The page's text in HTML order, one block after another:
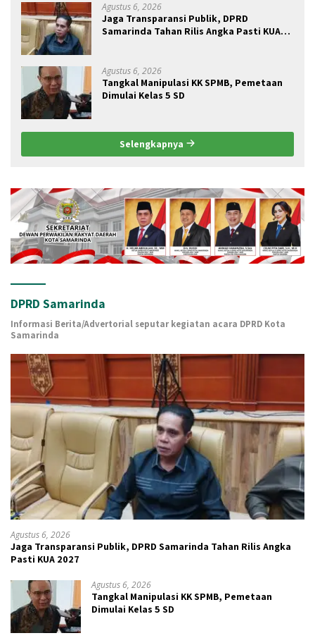
Agustus 6, 2026
Jaga Transparansi Publik, DPRD
Samarinda Tahan Rilis Angka Pasti KUA
Agustus 6, 2026
Tangkal Manipulasi KK SPMB, Pemetaan
Dimulai Kelas 5 SD
Selengkapnya
DPRD Samarinda
Informasi Berita/Advertorial seputar kegiatan acara DPRD Kota
Samarinda
Agustus 6, 2026
Jaga Transparansi Publik, DPRD Samarinda Tahan Rilis Angka
Pasti KUA 2027
Agustus 6, 2026
Tangkal Manipulasi KK SPMB, Pemetaan
Dimulai Kelas 5 SD